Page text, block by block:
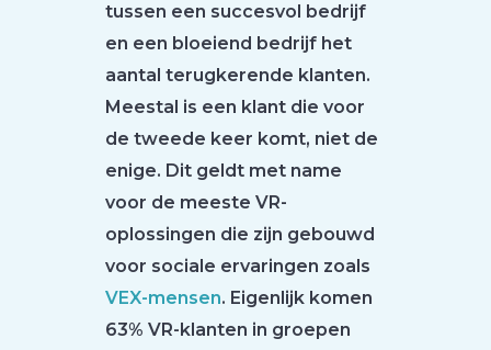
tussen een succesvol bedrijf
en een bloeiend bedrijf het
aantal terugkerende klanten.
Meestal is een klant die voor
de tweede keer komt, niet de
enige. Dit geldt met name
voor de meeste VR-
oplossingen die zijn gebouwd
voor sociale ervaringen zoals
VEX-mensen. Eigenlijk komen
63% VR-klanten in groepen